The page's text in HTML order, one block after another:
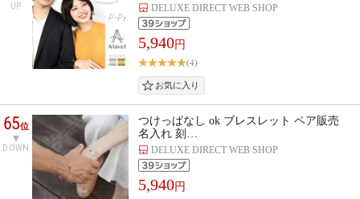
UP DELUXE DIRECT WEB SHOP
5,940円
(4)
65位
DOWN
つけっぱなし ok ブレスレット ペア販売
名入れ 刻…
DELUXE DIRECT WEB SHOP
5,940円